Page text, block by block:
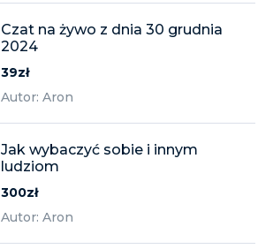
Czat na żywo z dnia 30 grudnia
2024
39zł
Autor: Aron
Jak wybaczyć sobie i innym
ludziom
300zł
Autor: Aron